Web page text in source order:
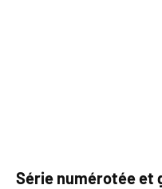
Série numérotée et